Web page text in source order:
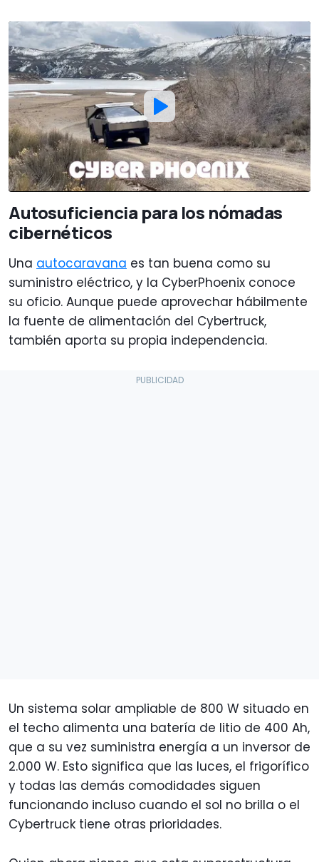
Autosuficiencia para los nómadas
cibernéticos
Una autocaravana es tan buena como su
suministro eléctrico, y la CyberPhoenix conoce
su oficio. Aunque puede aprovechar hábilmente
la fuente de alimentación del Cybertruck,
también aporta su propia independencia.
Un sistema solar ampliable de 800 W situado en
el techo alimenta una batería de litio de 400 Ah,
que a su vez suministra energía a un inversor de
2.000 W. Esto significa que las luces, el frigorífico
y todas las demás comodidades siguen
funcionando incluso cuando el sol no brilla o el
Cybertruck tiene otras prioridades.